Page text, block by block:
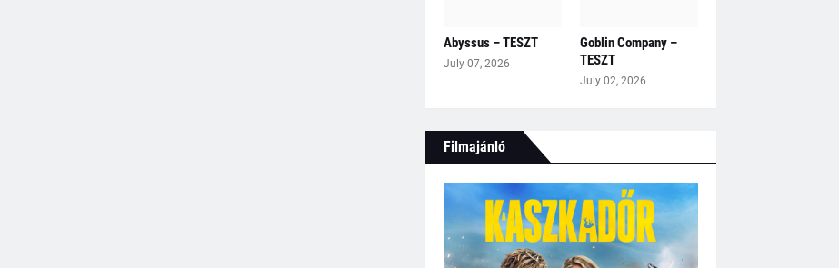
Abyssus – TESZT
July 07, 2026
Goblin Company –
TESZT
July 02, 2026
Filmajánló